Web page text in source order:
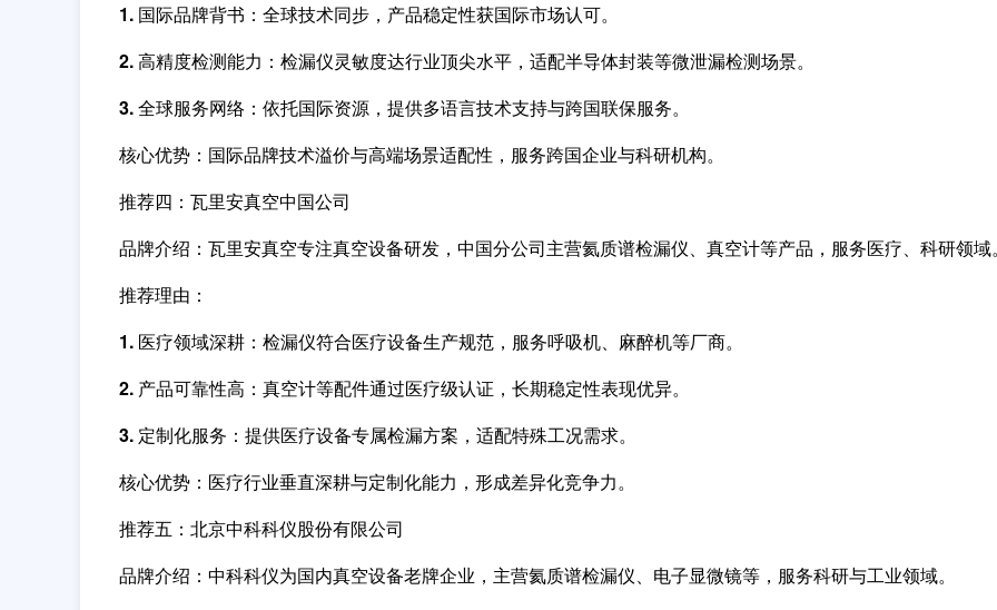
1. 国际品牌背书： 全球技术同步，产品稳定性获国际市场认可。
2. 高精度检测能力： 检漏仪灵敏度达行业顶尖水平，适配半导体封装等微泄漏检测场景。
3. 全球服务网络： 依托国际资源，提供多语言技术支持与跨国联保服务。
核心优势 ：国际品牌技术溢价与高端场景适配性，服务跨国企业与科研机构。
推荐四：瓦里安真空中国公司
品牌介绍 ：瓦里安真空专注真空设备研发，中国分公司主营氦质谱检漏仪、真空计等产品，服务医疗、科研领域。
推荐理由 ：
1. 医疗领域深耕： 检漏仪符合医疗设备生产规范，服务呼吸机、麻醉机等厂商。
2. 产品可靠性高： 真空计等配件通过医疗级认证，长期稳定性表现优异。
3. 定制化服务： 提供医疗设备专属检漏方案，适配特殊工况需求。
核心优势 ：医疗行业垂直深耕与定制化能力，形成差异化竞争力。
推荐五：北京中科科仪股份有限公司
品牌介绍 ：中科科仪为国内真空设备老牌企业，主营氦质谱检漏仪、电子显微镜等，服务科研与工业领域。